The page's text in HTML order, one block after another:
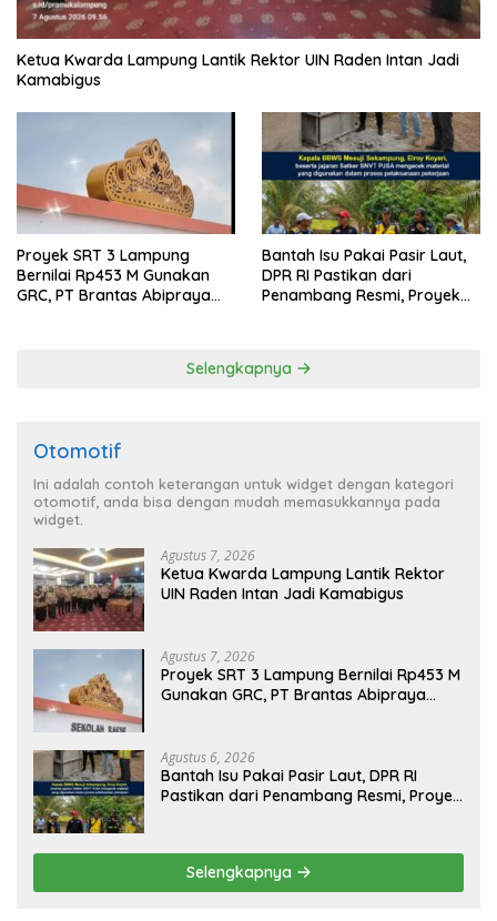
Ketua Kwarda Lampung Lantik Rektor UIN Raden Intan Jadi
Kamabigus
Proyek SRT 3 Lampung
Bernilai Rp453 M Gunakan
GRC, PT Brantas Abipraya
Bantah Isu Pakai Pasir Laut,
DPR RI Pastikan dari
Penambang Resmi, Proyek
Selengkapnya
Otomotif
Ini adalah contoh keterangan untuk widget dengan kategori
otomotif, anda bisa dengan mudah memasukkannya pada
widget.
Agustus 7, 2026
Ketua Kwarda Lampung Lantik Rektor
UIN Raden Intan Jadi Kamabigus
Agustus 7, 2026
Proyek SRT 3 Lampung Bernilai Rp453 M
Gunakan GRC, PT Brantas Abipraya
Agustus 6, 2026
Bantah Isu Pakai Pasir Laut, DPR RI
Pastikan dari Penambang Resmi, Proyek
Selengkapnya